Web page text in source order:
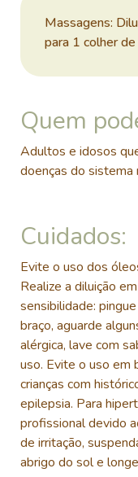
Massagens:
para 1 colher
Quem
Adultos e idosos
doenças do sistema
Cuidados:
Evite o uso dos
Realize a diluição
sensibilidade:
braço, aguarde
alérgica, lave com
uso. Evite o uso em
crianças com
epilepsia. Para
profissional devido
de irritação,
abrigo do sol e